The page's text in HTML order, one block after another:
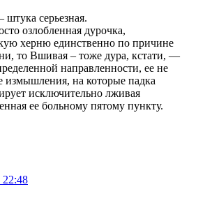
штука серьезная.
озлобленная дурочка,
херню единственно по причине
то Вшивая – тоже дура, кстати, —
направленности, ее не
измышления, на которые падка
исключительно лживая
ее больному пятому пункту.
22:48